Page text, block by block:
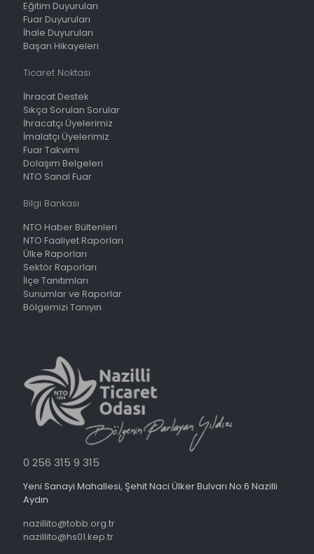
Eğitim Duyuruları
Fuar Duyuruları
İhale Duyuruları
Başarı Hikayeleri
Ticaret Noktası
İhracat Destek
Sıkça Sorulan Sorular
İhracatçı Üyelerimiz
İmalatçı Üyelerimiz
Fuar Takvimi
Dolaşım Belgeleri
NTO Sanal Fuar
Bilgi Bankası
NTO Haber Bültenleri
NTO Faaliyet Raporları
Ülke Raporları
Sektör Raporları
İlçe Tanıtımları
Sunumlar ve Raporlar
Bölgemizi Tanıyın
0 256 315 9 315
Yeni Sanayi Mahallesi, Şehit Naci Ülker Bulvarı No:6 Nazilli
Aydın
nazillito@tobb.org.tr
nazillito@hs01.kep.tr